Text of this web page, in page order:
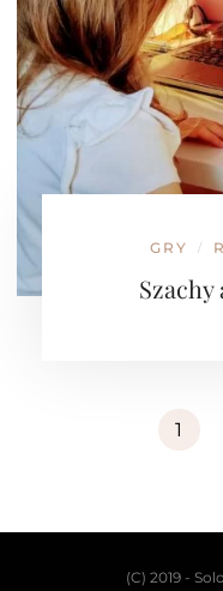
GRY /
1
(C) 2019 -